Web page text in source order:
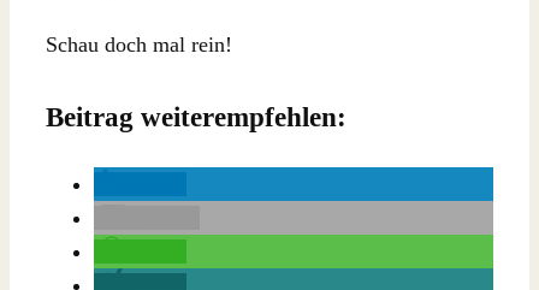
Schau doch mal rein!
Beitrag weiterempfehlen: